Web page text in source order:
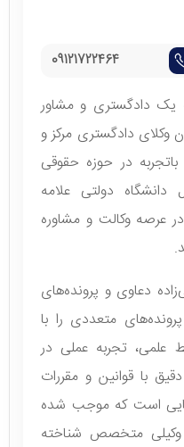
09121722464
یک دادگستری و مشاور
وکلای دادگستری مرکز و
در حوزه حقوقی
دانشگاه دولتی علامه
عرصه وکالت و مشاوره
دعاوی و پرونده‌های
متعددی را با
علمی، تجربه عملی در
با قوانین و مقررات
است که موجب شده
وکیلی متخصص شناخته